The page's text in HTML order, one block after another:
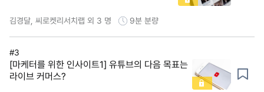
김경달, 씨로켓리서치랩 외 3 명 9분 분량
#3
[마케터를 위한 인사이트1] 유튜브의 다음 목표는
라이브 커머스?